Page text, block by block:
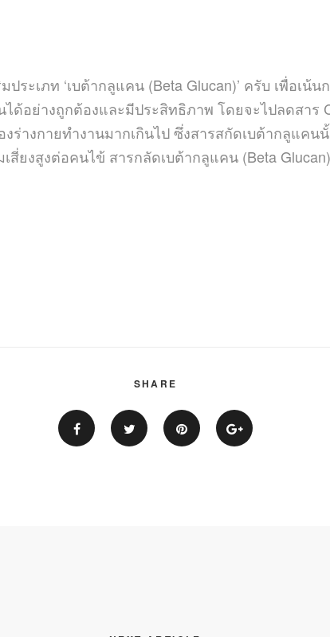
ประเภท ‘เบต้ากลูแคน (Beta Glucan)’ ครับ เพื่อเน้
ได้อย่างถูกต้องและมีประสิทธิภาพ โดยจะไปลดสาร
างกายทำงานมากเกินไป ซึ่งสารสกัดเบต้ากลูแค
สี่ยงสูงต่อคนไข้ สารกลัดเบต้ากลูแคน (Beta Glucan)
SHARE